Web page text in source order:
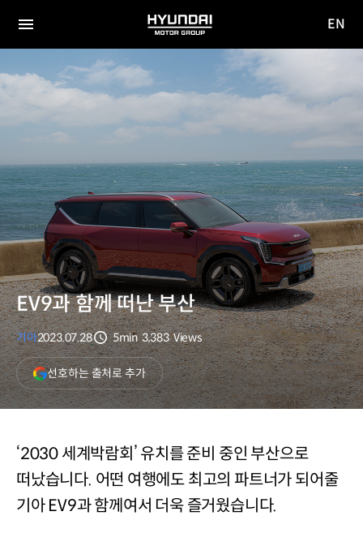
전체
HYUNDAI
MOTOR
GROUP
EN
EV9과 함께 떠난 부산
기아2023.07.28
분량
5min
조회수
3,383 Views
선호하는 출처로 추가(새
창
열림)
‘2030 세계박람회’ 유치를 준비 중인 부산으로
떠났습니다. 어떤 여행에도 최고의 파트너가 되어줄
기아 EV9과 함께여서 더욱 즐거웠습니다.